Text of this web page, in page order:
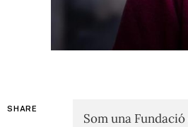
SHARE
Som una